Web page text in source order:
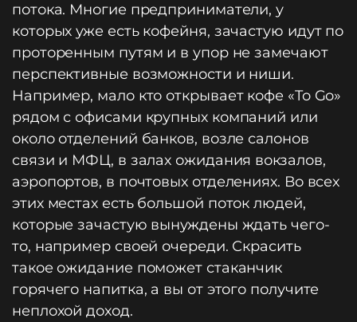
потока. Многие предприниматели, у
которых уже есть кофейня, зачастую идут по
проторенным путям и в упор не замечают
перспективные возможности и ниши.
Например, мало кто открывает кофе «To Go»
рядом с офисами крупных компаний или
около отделений банков, возле салонов
связи и МФЦ, в залах ожидания вокзалов,
аэропортов, в почтовых отделениях. Во всех
этих местах есть большой поток людей,
которые зачастую вынуждены ждать чего-
то, например своей очереди. Скрасить
такое ожидание поможет стаканчик
горячего напитка, а вы от этого получите
неплохой доход.